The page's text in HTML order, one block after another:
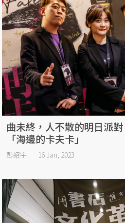
曲未終，人不散的明日派
「海邊的卡夫卡」
彭紹宇 16 Jan, 2023